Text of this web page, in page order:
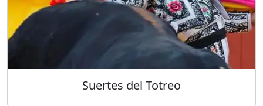
Suertes del Totreo